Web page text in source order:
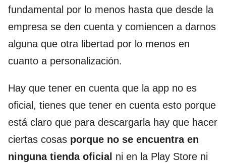
fundamental por lo menos hasta que desde la
empresa se den cuenta y comiencen a darnos
alguna que otra libertad por lo menos en
cuanto a personalización.
Hay que tener en cuenta que la app no es
oficial, tienes que tener en cuenta esto porque
está claro que para descargarla hay que hacer
ciertas cosas porque no se encuentra en
ninguna tienda oficial ni en la Play Store ni